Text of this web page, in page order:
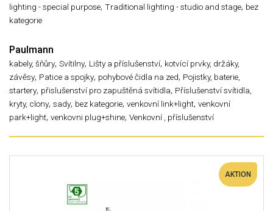
lighting - special purpose, Traditional lighting - studio and stage, bez
kategorie
Paulmann
kabely, šňůry, Svítilny, Lišty a příslušenství, kotvící prvky, držáky,
závěsy, Patice a spojky, pohybové čidla na zed, Pojistky, baterie,
startery, přislušenství pro zapuštěná svítidla, Příslušenství svítidla,
kryty, clony, sady, bez kategorie, venkovní link+light, venkovní
park+light, venkovni plug+shine, Venkovní , příslušenství
AKTION